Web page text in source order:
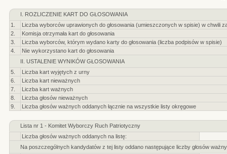
I. ROZLICZENIE KART DO GŁOSOWANIA
1.
Liczba wyborców uprawionych do głosowania (umieszczonych w spisie) w chwili
2.
Komisja otrzymała kart do głosowania
3.
Liczba wyborców, którym wydano karty do głosowania (liczba podpisów w spisie)
4.
Nie wykorzystano kart do głosowania
II. USTALENIE WYNIKÓW GŁOSOWANIA
5.
Liczba kart wyjętych z urny
6.
Liczba kart nieważnych
7.
Liczba kart ważnych
8.
Liczba głosów nieważnych
9.
Liczba głosów ważnych oddanych łącznie na wszystkie listy okręgowe
Lista nr 1 - Komitet Wyborczy Ruch Patriotyczny
Liczba głosów ważnych oddanych na listę:
Na poszczególnych kandydatów z tej listy oddano następujące liczby głosów